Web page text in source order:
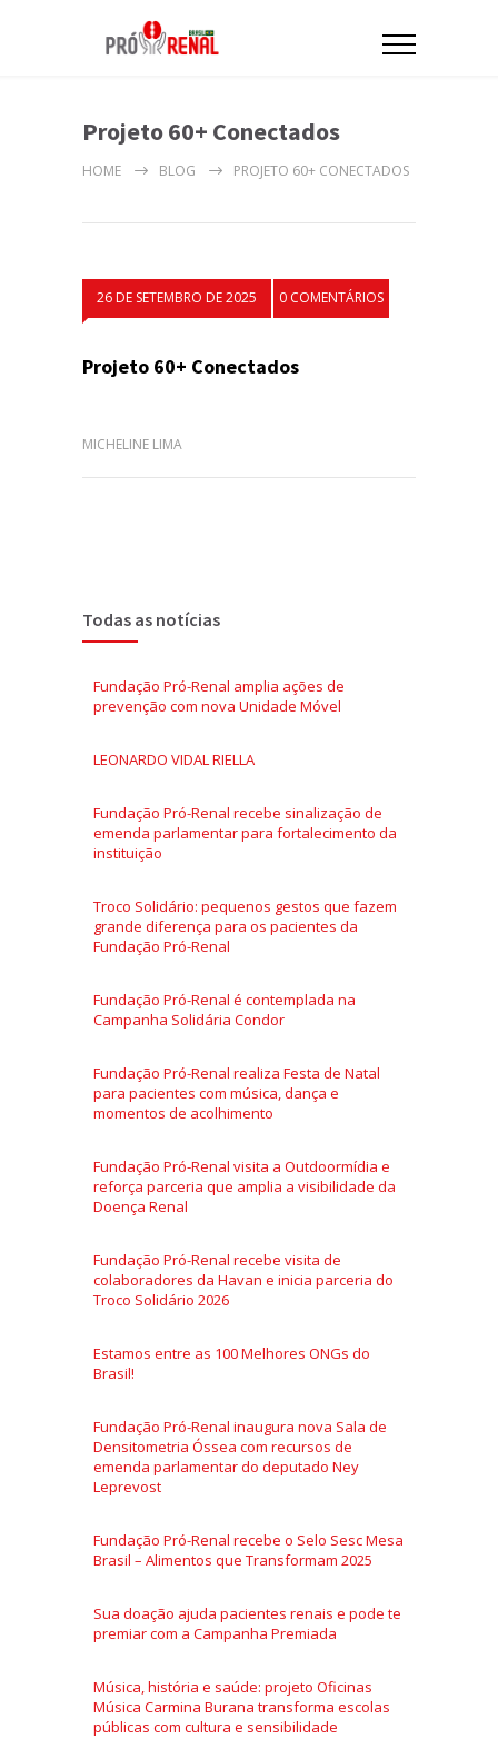
Projeto 60+ Conectados
HOME BLOG PROJETO 60+ CONECTADOS
26 DE SETEMBRO DE 2025 0 COMENTÁRIOS
Projeto 60+ Conectados
MICHELINE LIMA
Todas as notícias
Fundação Pró-Renal amplia ações de
prevenção com nova Unidade Móvel
LEONARDO VIDAL RIELLA
Fundação Pró-Renal recebe sinalização de
emenda parlamentar para fortalecimento da
instituição
Troco Solidário: pequenos gestos que fazem
grande diferença para os pacientes da
Fundação Pró-Renal
Fundação Pró-Renal é contemplada na
Campanha Solidária Condor
Fundação Pró-Renal realiza Festa de Natal
para pacientes com música, dança e
momentos de acolhimento
Fundação Pró-Renal visita a Outdoormídia e
reforça parceria que amplia a visibilidade da
Doença Renal
Fundação Pró-Renal recebe visita de
colaboradores da Havan e inicia parceria do
Troco Solidário 2026
Estamos entre as 100 Melhores ONGs do
Brasil!
Fundação Pró-Renal inaugura nova Sala de
Densitometria Óssea com recursos de
emenda parlamentar do deputado Ney
Leprevost
Fundação Pró-Renal recebe o Selo Sesc Mesa
Brasil – Alimentos que Transformam 2025
Sua doação ajuda pacientes renais e pode te
premiar com a Campanha Premiada
Música, história e saúde: projeto Oficinas
Música Carmina Burana transforma escolas
públicas com cultura e sensibilidade